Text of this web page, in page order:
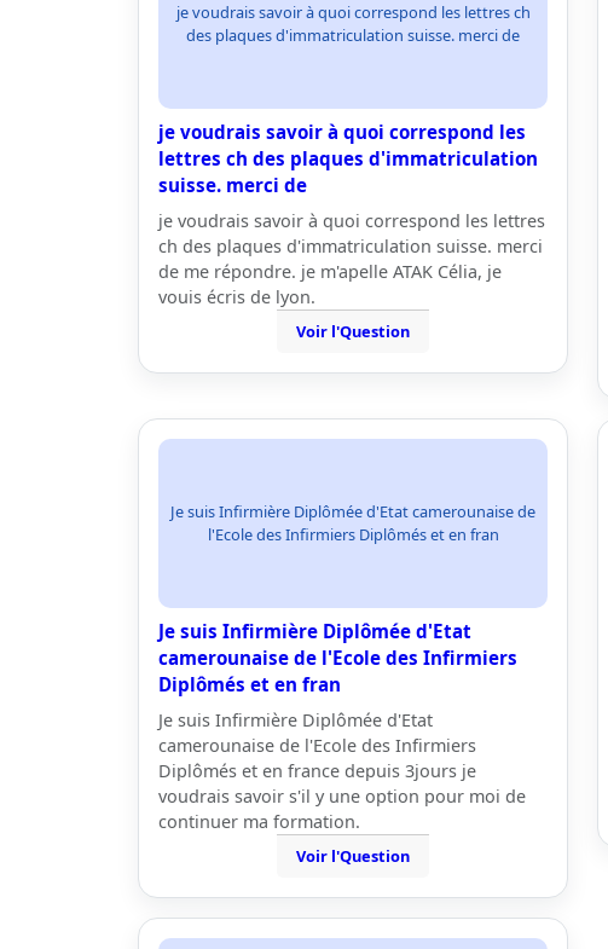
je voudrais savoir à quoi correspond les lettres ch
des plaques d'immatriculation suisse. merci de
je voudrais savoir à quoi correspond les
lettres ch des plaques d'immatriculation
suisse. merci de
je voudrais savoir à quoi correspond les lettres
ch des plaques d'immatriculation suisse. merci
de me répondre. je m'apelle ATAK Célia, je
vouis écris de lyon.
Voir l'Question
Je suis Infirmière Diplômée d'Etat camerounaise de
l'Ecole des Infirmiers Diplômés et en fran
Je suis Infirmière Diplômée d'Etat
camerounaise de l'Ecole des Infirmiers
Diplômés et en fran
Je suis Infirmière Diplômée d'Etat
camerounaise de l'Ecole des Infirmiers
Diplômés et en france depuis 3jours je
voudrais savoir s'il y une option pour moi de
continuer ma formation.
Voir l'Question